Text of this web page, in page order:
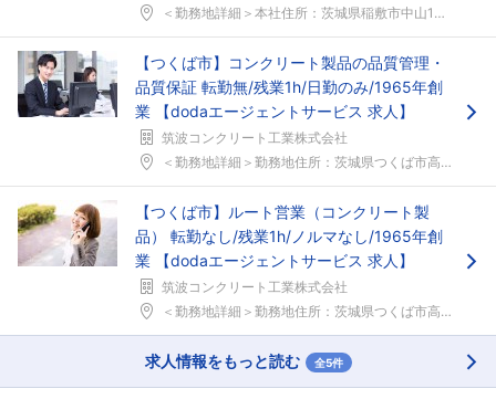
フォローしました
こちらの企業もフォローしませんか？
＜勤務地詳細＞本社住所：茨城県稲敷市中山1307 ...
【つくば市】コンクリート製品の品質管理・
品質保証 転勤無/残業1h/日勤のみ/1965年創
業 【dodaエージェントサービス 求人】
筑波コンクリート工業株式会社
＜勤務地詳細＞勤務地住所：茨城県つくば市高野448...
【つくば市】ルート営業（コンクリート製
品） 転勤なし/残業1h/ノルマなし/1965年創
業 【dodaエージェントサービス 求人】
筑波コンクリート工業株式会社
＜勤務地詳細＞勤務地住所：茨城県つくば市高野448...
求人情報をもっと読む 全5件